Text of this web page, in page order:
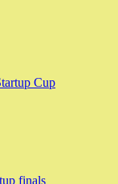
Cup
finals